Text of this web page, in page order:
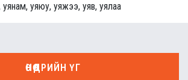
уянам, уяюу, уяжээ, уяв, уялаа
ӨНӨӨДРИЙН ҮГ